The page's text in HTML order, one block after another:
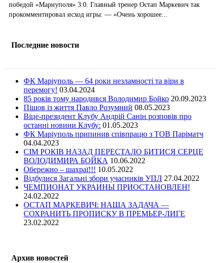
победой «Мариуполя» 3:0. Главный тренер Остап Маркевич так
прокомментировал исход игры: — «Очень хорошее...
Последние новости
ФК Маріуполь — 64 роки незламності та віри в
перемогу! 03.04.2024
85 років тому народився Володимир Бойко 20.09.2023
Пішов із життя Павло Розумний 08.05.2023
Віце-президент Клубу Андрій Санін розповів про
останні новини Клубу: 01.05.2023
ФК Маріуполь припинив співпрацю з ТОВ Паріматч
04.04.2023
СІМ РОКІВ НАЗАД ПЕРЕСТАЛО БИТИСЯ СЕРЦЕ
ВОЛОДИМИРА БОЙКА 10.06.2022
Обережно – шахраї!!! 10.05.2022
Відбулися Загальні збори учасників УПЛ 27.04.2022
ЧЕМПИОНАТ УКРАИНЫ ПРИОСТАНОВЛЕН!
24.02.2022
ОСТАП МАРКЕВИЧ: НАША ЗАДАЧА —
СОХРАНИТЬ ПРОПИСКУ В ПРЕМЬЕР-ЛИГЕ
23.02.2022
Архив новостей